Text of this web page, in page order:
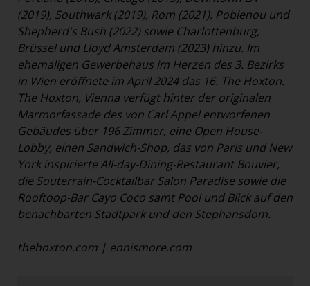
(2019), Southwark (2019), Rom (2021), Poblenou und
Shepherd's Bush (2022) sowie Charlottenburg,
Brüssel und Lloyd Amsterdam (2023) hinzu. Im
ehemaligen Gewerbehaus im Herzen des 3. Bezirks
in Wien eröffnete im April 2024 das 16. The Hoxton.
The Hoxton, Vienna verfügt hinter der originalen
Marmorfassade des von Carl Appel entworfenen
Gebäudes über 196 Zimmer, eine Open House-
Lobby, einen Sandwich-Shop, das von Paris und New
York inspirierte All-day-Dining-Restaurant Bouvier,
die Souterrain-Cocktailbar Salon Paradise sowie die
Rooftoop-Bar Cayo Coco samt Pool und Blick auf den
benachbarten Stadtpark und den Stephansdom.
thehoxton.com | ennismore.com